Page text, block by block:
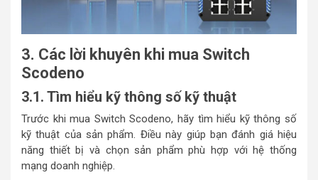
3. Các lời khuyên khi mua Switch
Scodeno
3.1. Tìm hiểu kỹ thông số kỹ thuật
Trước khi mua Switch Scodeno, hãy tìm hiểu kỹ thông số
kỹ thuật của sản phẩm. Điều này giúp bạn đánh giá hiệu
năng thiết bị và chọn sản phẩm phù hợp với hệ thống
mạng doanh nghiệp.